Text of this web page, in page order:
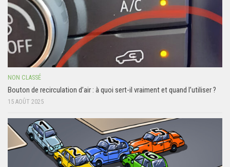
NON CLASSÉ
Bouton de recirculation d’air : à quoi sert-il vraiment et quand l’utiliser ?
15 AOÛT 2025